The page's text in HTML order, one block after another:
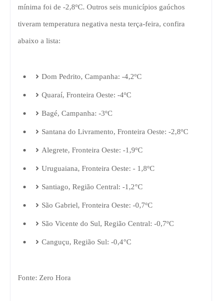
mínima foi de -2,8ºC. Outros seis municípios gaúchos
tiveram temperatura negativa nesta terça-feira, confira
abaixo a lista:
Dom Pedrito, Campanha: -4,2ºC
Quaraí, Fronteira Oeste: -4ºC
Bagé, Campanha: -3ºC
Santana do Livramento, Fronteira Oeste: -2,8ºC
Alegrete, Fronteira Oeste: -1,9ºC
Uruguaiana, Fronteira Oeste: - 1,8ºC
Santiago, Região Central: -1,2°C
São Gabriel, Fronteira Oeste: -0,7ºC
São Vicente do Sul, Região Central: -0,7ºC
Canguçu, Região Sul: -0,4°C
Fonte: Zero Hora